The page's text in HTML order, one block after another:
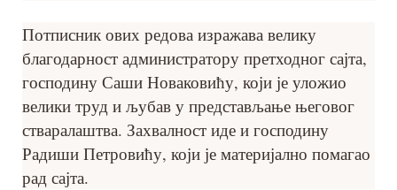
Потписник ових редова изражава велику
благодарност администратору претходног сајта,
господину Саши Новаковићу, који је уложио
велики труд и љубав у представљање његовог
стваралаштва. Захвалност иде и господину
Радиши Петровићу, који је материјално помагао
рад сајта.